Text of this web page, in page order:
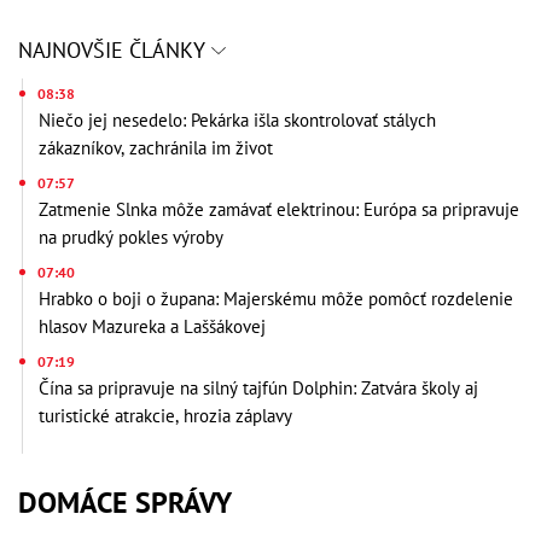
NAJNOVŠIE ČLÁNKY
08:38
Niečo jej nesedelo: Pekárka išla skontrolovať stálych
zákazníkov, zachránila im život
07:57
Zatmenie Slnka môže zamávať elektrinou: Európa sa pripravuje
na prudký pokles výroby
07:40
Hrabko o boji o župana: Majerskému môže pomôcť rozdelenie
hlasov Mazureka a Laššákovej
07:19
Čína sa pripravuje na silný tajfún Dolphin: Zatvára školy aj
turistické atrakcie, hrozia záplavy
DOMÁCE SPRÁVY